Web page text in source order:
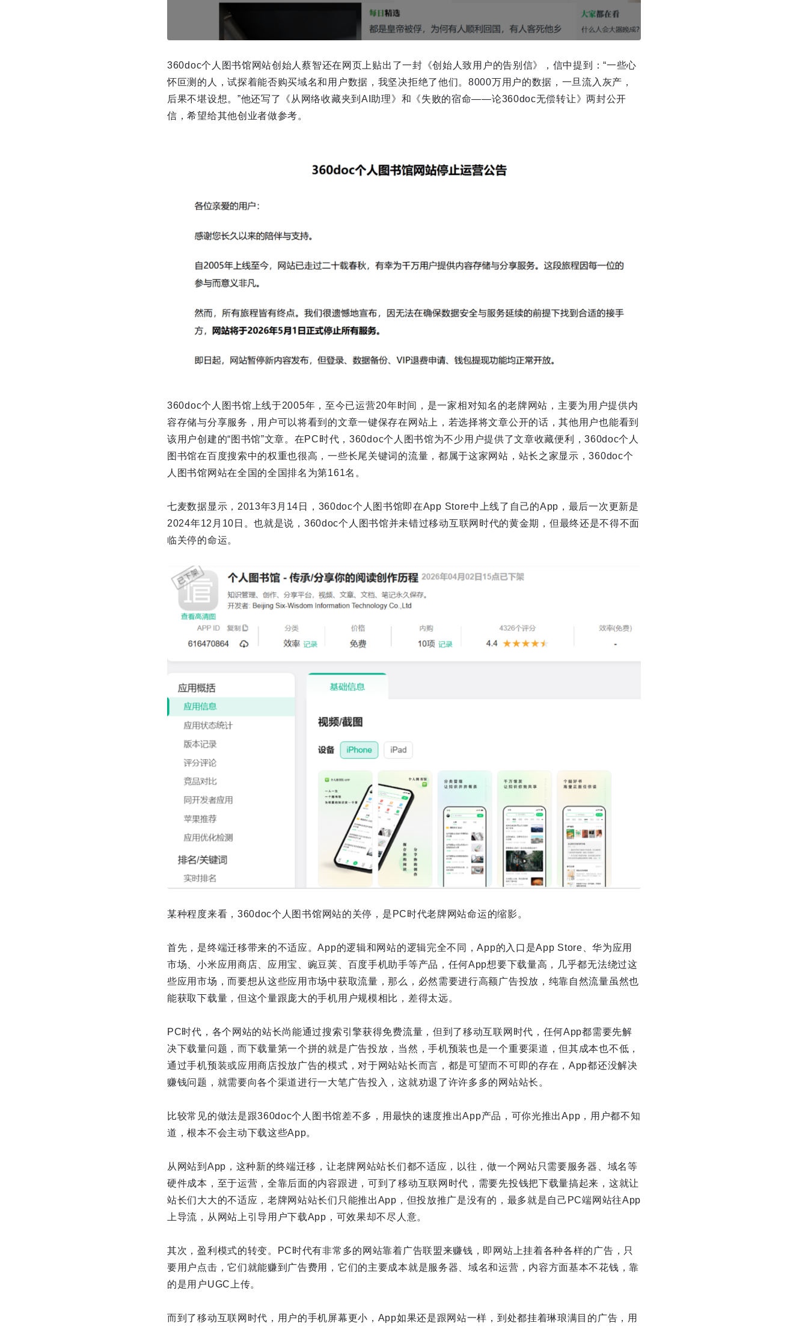
360doc个人图书馆网站创始人蔡智还在网页上贴出了一封《创始人致用户的告别信》，信中提到：“一些心
怀叵测的人，试探着能否购买域名和用户数据，我坚决拒绝了他们。8000万用户的数据，一旦流入灰产，
后果不堪设想。”他还写了《从网络收藏夹到AI助理》和《失败的宿命——论360doc无偿转让》两封公开
信，希望给其他创业者做参考。
360doc个人图书馆上线于2005年，至今已运营20年时间，是一家相对知名的老牌网站，主要为用户提供内
容存储与分享服务，用户可以将看到的文章一键保存在网站上，若选择将文章公开的话，其他用户也能看到
该用户创建的“图书馆”文章。在PC时代，360doc个人图书馆为不少用户提供了文章收藏便利，360doc个人
图书馆在百度搜索中的权重也很高，一些长尾关键词的流量，都属于这家网站，站长之家显示，360doc个
人图书馆网站在全国的全国排名为第161名。
七麦数据显示，2013年3月14日，360doc个人图书馆即在App Store中上线了自己的App，最后一次更新是
2024年12月10日。也就是说，360doc个人图书馆并未错过移动互联网时代的黄金期，但最终还是不得不面
临关停的命运。
某种程度来看，360doc个人图书馆网站的关停，是PC时代老牌网站命运的缩影。
首先，是终端迁移带来的不适应。App的逻辑和网站的逻辑完全不同，App的入口是App Store、华为应用
市场、小米应用商店、应用宝、豌豆荚、百度手机助手等产品，任何App想要下载量高，几乎都无法绕过这
些应用市场，而要想从这些应用市场中获取流量，那么，必然需要进行高额广告投放，纯靠自然流量虽然也
能获取下载量，但这个量跟庞大的手机用户规模相比，差得太远。
PC时代，各个网站的站长尚能通过搜索引擎获得免费流量，但到了移动互联网时代，任何App都需要先解
决下载量问题，而下载量第一个拼的就是广告投放，当然，手机预装也是一个重要渠道，但其成本也不低，
通过手机预装或应用商店投放广告的模式，对于网站站长而言，都是可望而不可即的存在，App都还没解决
赚钱问题，就需要向各个渠道进行一大笔广告投入，这就劝退了许许多多的网站站长。
比较常见的做法是跟360doc个人图书馆差不多，用最快的速度推出App产品，可你光推出App，用户都不知
道，根本不会主动下载这些App。
从网站到App，这种新的终端迁移，让老牌网站站长们都不适应，以往，做一个网站只需要服务器、域名等
硬件成本，至于运营，全靠后面的内容跟进，可到了移动互联网时代，需要先投钱把下载量搞起来，这就让
站长们大大的不适应，老牌网站站长们只能推出App，但投放推广是没有的，最多就是自己PC端网站往App
上导流，从网站上引导用户下载App，可效果却不尽人意。
其次，盈利模式的转变。PC时代有非常多的网站靠着广告联盟来赚钱，即网站上挂着各种各样的广告，只
要用户点击，它们就能赚到广告费用，它们的主要成本就是服务器、域名和运营，内容方面基本不花钱，靠
的是用户UGC上传。
而到了移动互联网时代，用户的手机屏幕更小，App如果还是跟网站一样，到处都挂着琳琅满目的广告，用